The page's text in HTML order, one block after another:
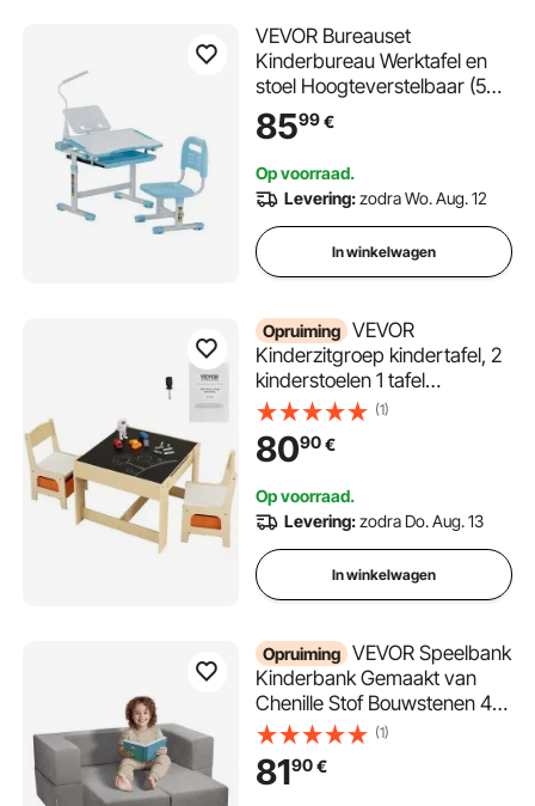
VEVOR Bureauset
Kinderbureau Werktafel en
stoel Hoogteverstelbaar (53-
71 cm) Draagvermogen (100
kg) Met tafellamp en 0-40°
hellend bureaublad voor
slaapkamer Blauw
8599€
Op voorraad.
Levering:zodra Wo. Aug. 12
In winkelwagen
Opruiming VEVOR
Kinderzitgroep kindertafel, 2
kinderstoelen 1 tafel
kinderzitgroep van MDF van
P2-kwaliteit, kindertafelset
stabiel kindermeubilair met
opbergbox kindermeubelset
(1)
8090€
Op voorraad.
Levering:zodra Do. Aug. 13
In winkelwagen
Opruiming VEVOR Speelbank
Kinderbank Gemaakt van
Chenille Stof Bouwstenen 4-
delig, Kinderspeelbank met
Afneembare Hoes 90 kg
Draagvermogen,
(1)
8190€